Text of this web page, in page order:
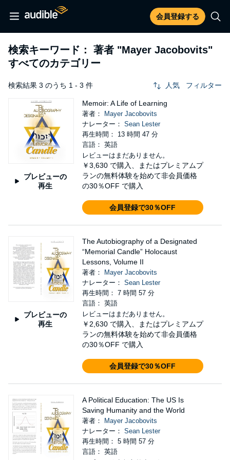
会員登録する
検索キーワード： 著者 "Mayer Jacobovits"
すべてのカテゴリー
検索結果 3 のうち 1 - 3 件 人気 フィルター
プレビューの
再生
Memoir: A Life of Learning
著者：
Mayer Jacobovits
ナレーター： Sean Lester
再生時間： 13 時間 47 分
言語： 英語
レビューはまだありません。
￥3,630 で購入、またはプレミアムプ
ランの無料体験を始めて非会員価格
の30％OFF で購入
会員登録で30％OFF
プレビューの
再生
The Autobiography of a Designated
“Memorial Candle” Holocaust
Lessons, Volume II
著者：
Mayer Jacobovits
ナレーター： Sean Lester
再生時間： 7 時間 57 分
言語： 英語
レビューはまだありません。
￥2,630 で購入、またはプレミアムプ
ランの無料体験を始めて非会員価格
の30％OFF で購入
会員登録で30％OFF
A Political Education: The US Is
Saving Humanity and the World
著者：
Mayer Jacobovits
ナレーター： Sean Lester
再生時間： 5 時間 57 分
言語： 英語